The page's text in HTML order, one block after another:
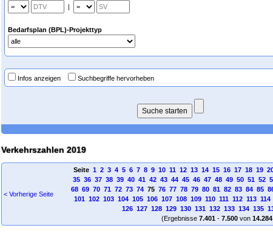
|
Bedarfsplan (BPL)-Projekttyp
Infos anzeigen Suchbegriffe hervorheben
Verkehrszahlen 2019
< Vorherige Seite
Seite 1 2 3 4 5 6 7 8 9 10 11 12 13 14 15 16 17 18 19
35 36 37 38 39 40 41 42 43 44 45 46 47 48 49 50 51 52
68 69 70 71 72 73 7475 76 77 78 79 80 81 82 83 84 85
101 102 103 104 105 106 107 108 109 110 111 112 113 114
126 127 128 129 130 131 132 133 134 135
(Ergebnisse 7.401- 7.500von 14.284